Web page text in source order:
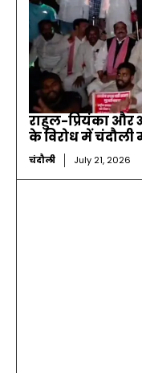
राहुल-प्रियंका
के विरोध में चंदौली
चंदौली July 21, 2026